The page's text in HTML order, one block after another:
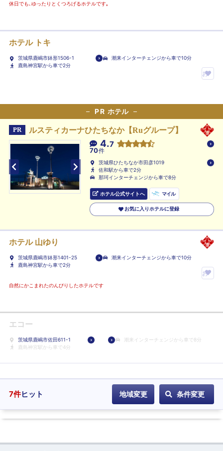
ル
録
休日でも､ゆったりとくつろげるホテルです｡
ホテル トキ
茨城県鹿嶋市鉢形1506-1
潮来インターチェンジから車で10分
鹿島神宮駅から車で2分
お
り
ホ
テ
に
PR ホテル
PR ルスティカーナひたちなか【Ruグループ】
4.7
70件
茨城県ひたちなか市田彦1019
佐和駅から車で2分
那珂インターチェンジから車で8分
ホテル公式サイトへ マイル
お気に入りホテルに登録
ホテル 山ゆり
茨城県鹿嶋市鉢形1401-25
潮来インターチェンジから車で10分
鹿島神宮駅から車で2分
お
に
自然にかこまれたのんびりしたホテルです
エコー
茨城県鹿嶋市佐田611-1
潮来インターチェンジから車で8分
鹿島神宮駅から車で4分
7件ヒット 地域変更 条件変更